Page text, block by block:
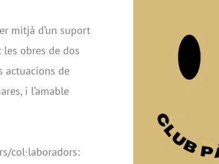
mitjà d’un suport
obres de dos
actuacions de
i l’amable
col·laboradors: